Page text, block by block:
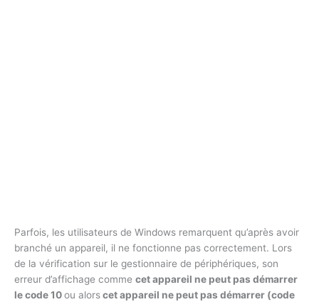
Parfois, les utilisateurs de Windows remarquent qu’après avoir
branché un appareil, il ne fonctionne pas correctement. Lors
de la vérification sur le gestionnaire de périphériques, son
erreur d’affichage comme cet appareil ne peut pas démarrer
le code 10ou alorscet appareil ne peut pas démarrer (code